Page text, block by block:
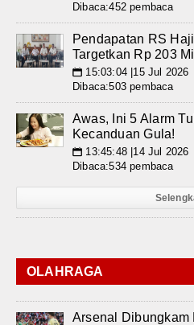
Dibaca:452 pembaca
Pendapatan RS
Targetkan Rp 203
📅 15:03:04 |15 Jul 2026
Dibaca:503 pembaca
Awas, Ini 5 Alarm
Kecanduan Gula!
📅 13:45:48 |14 Jul 2026
Dibaca:534 pembaca
OLAHRAGA
Arsenal Dibungkam